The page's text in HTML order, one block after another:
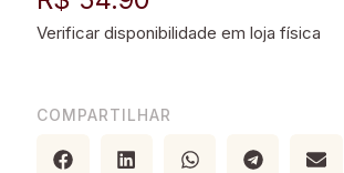
COMPARTILHAR